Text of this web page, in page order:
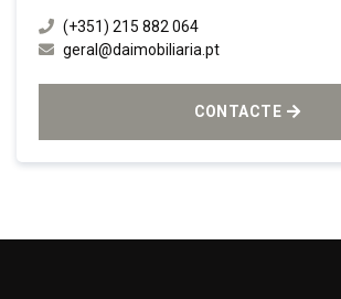
(+351) 215 882 064
geral@daimobiliaria.pt
CONTACTE